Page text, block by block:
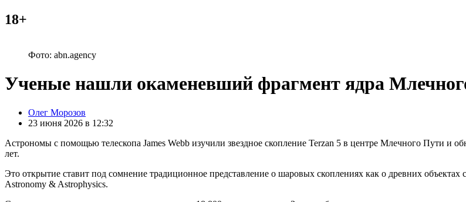
18+
Фото: abn.agency
Ученые нашли окаменевший фрагмент ядра
Posted
by
Олег Морозов
23 июня 2026 в 12:32
Астрономы с помощью телескопа James Webb изучили звездное скопление Terzan 5 в центре Млечного Пути и
лет.
Это открытие ставит под сомнение традиционное представление о шаровых скоплениях как о древних
Astronomy & Astrophysics.